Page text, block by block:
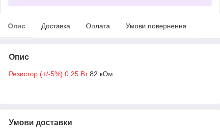
Опис Доставка Оплата Умови повернення
Опис
Резистор (+/-5%) 0,25 Вт82 кОм
Умови доставки